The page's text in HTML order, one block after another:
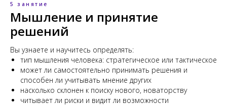
5 занятие
Мышление и принятие
решений
Вы узнаете и научитесь определять:
тип мышления человека: стратегическое или тактическое
может ли самостоятельно принимать решения и
способен ли учитывать мнение других
насколько склонен к поиску нового, новаторству
читывает ли риски и видит ли возможности